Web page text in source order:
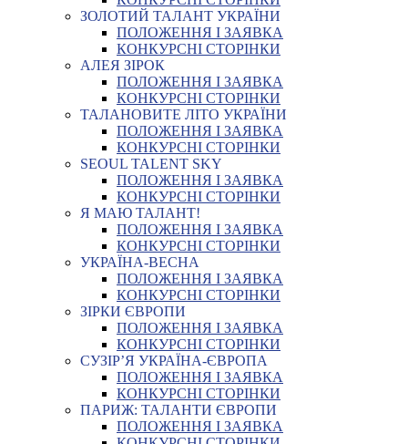
ЗОЛОТИЙ ТАЛАНТ УКРАЇНИ
ПОЛОЖЕННЯ І ЗАЯВКА
КОНКУРСНІ СТОРІНКИ
АЛЕЯ ЗІРОК
ПОЛОЖЕННЯ І ЗАЯВКА
КОНКУРСНІ СТОРІНКИ
ТАЛАНОВИТЕ ЛІТО УКРАЇНИ
ПОЛОЖЕННЯ І ЗАЯВКА
КОНКУРСНІ СТОРІНКИ
SEOUL TALENT SKY
ПОЛОЖЕННЯ І ЗАЯВКА
КОНКУРСНІ СТОРІНКИ
Я МАЮ ТАЛАНТ!
ПОЛОЖЕННЯ І ЗАЯВКА
КОНКУРСНІ СТОРІНКИ
УКРАЇНА-ВЕСНА
ПОЛОЖЕННЯ І ЗАЯВКА
КОНКУРСНІ СТОРІНКИ
ЗІРКИ ЄВРОПИ
ПОЛОЖЕННЯ І ЗАЯВКА
КОНКУРСНІ СТОРІНКИ
СУЗІР’Я УКРАЇНА-ЄВРОПА
ПОЛОЖЕННЯ І ЗАЯВКА
КОНКУРСНІ СТОРІНКИ
ПАРИЖ: ТАЛАНТИ ЄВРОПИ
ПОЛОЖЕННЯ І ЗАЯВКА